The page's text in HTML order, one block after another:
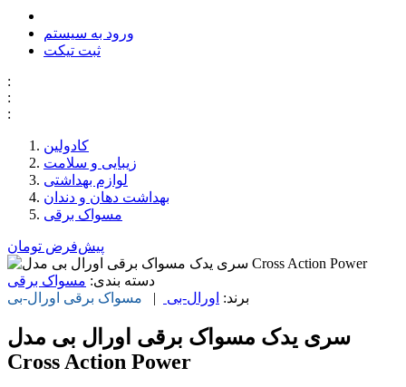
ورود به سیستم
ثبت تیکت
:
:
:
کادولین
زیبایی و سلامت
لوازم بهداشتی
بهداشت دهان و دندان
مسواک برقی
پیش‌فرض تومان
دسته بندی: مسواک برقی
برند: اورال-بی | مسواک برقی اورال-بی
سری یدک مسواک برقی اورال بی مدل
Cross Action Power